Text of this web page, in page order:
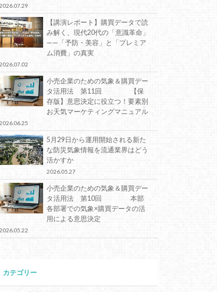
【講演レポート】購買データで読
み解く、現代20代の「意識革命」
——「予防・美容」と「プレミア
ム消費」の真実
小売企業のための気象＆購買デー
タ活用法 第11回 【保
存版】意思決定に役立つ！要素別
お天気マーケティングマニュアル
5月29日から運用開始される新た
な防災気象情報を流通業界はどう
活かすか
2026.05.27
小売企業のための気象＆購買デー
タ活用法 第10回 本部
各部署での気象×購買データの活
用による意思決定
カテゴリー